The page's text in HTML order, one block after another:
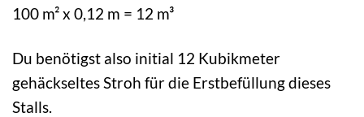
100 m² x 0,12 m = 12 m³
Du benötigst also initial 12 Kubikmeter
gehäckseltes Stroh für die Erstbefüllung dieses
Stalls.